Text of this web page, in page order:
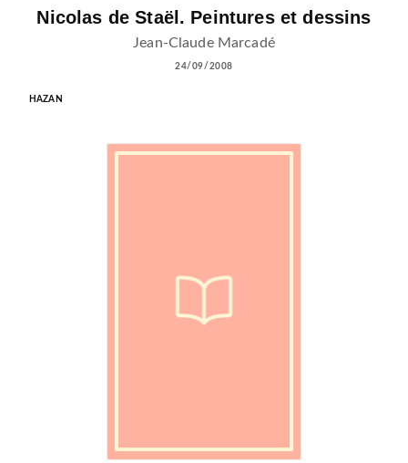
Nicolas de Staël. Peintures et dessins
Jean-Claude Marcadé
24/09/2008
HAZAN